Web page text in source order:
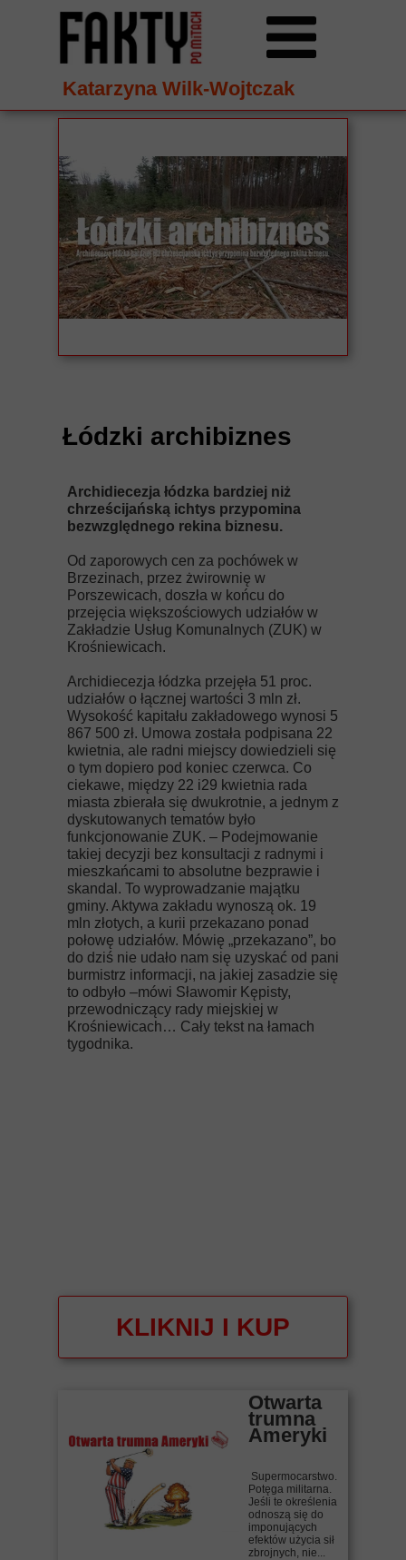
Katarzyna Wilk-Wojtczak
Otwarta
trumna
Ameryki
Supermocarstwo.
Potęga militarna.
Jeśli te określenia
odnoszą się do
imponujących
efektów użycia sił
zbrojnych, nie...
KLIKNIJ I KUP
Łódzki archibiznes
Archidiecezja łódzka bardziej niż
chrześcijańską ichtys przypomina
bezwzględnego rekina biznesu.
Od zaporowych cen za pochówek w
Brzezinach, przez żwirownię w
Porszewicach, doszła w końcu do
przejęcia większościowych udziałów w
Zakładzie Usług Komunalnych (ZUK) w
Krośniewicach.
Archidiecezja łódzka przejęła 51 proc.
udziałów o łącznej wartości 3 mln zł.
Wysokość kapitału zakładowego wynosi 5
867 500 zł. Umowa została podpisana 22
kwietnia, ale radni miejscy dowiedzieli się
o tym dopiero pod koniec czerwca. Co
ciekawe, między 22 i29 kwietnia rada
miasta zbierała się dwukrotnie, a jednym z
dyskutowanych tematów było
funkcjonowanie ZUK. – Podejmowanie
takiej decyzji bez konsultacji z radnymi i
mieszkańcami to absolutne bezprawie i
skandal. To wyprowadzanie majątku
gminy. Aktywa zakładu wynoszą ok. 19
mln złotych, a kurii przekazano ponad
połowę udziałów. Mówię „przekazano”, bo
do dziś nie udało nam się uzyskać od pani
burmistrz informacji, na jakiej zasadzie się
to odbyło –mówi Sławomir Kępisty,
przewodniczący rady miejskiej w
Krośniewicach… Cały tekst na łamach
tygodnika.